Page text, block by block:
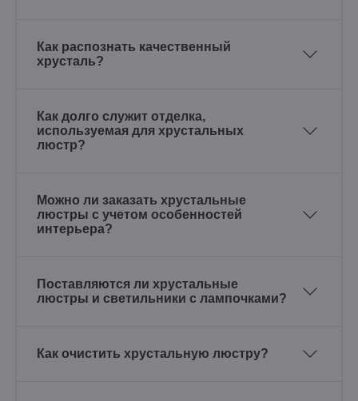
Как распознать качественный
хрусталь?
Как долго служит отделка,
используемая для хрустальных
люстр?
Можно ли заказать хрустальные
люстры с учетом особенностей
интерьера?
Поставляются ли хрустальные
люстры и светильники с лампочками?
Как очистить хрустальную люстру?